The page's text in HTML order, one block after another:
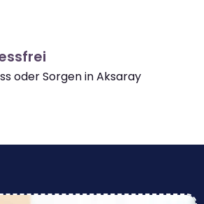
oder Sorgen in Aksaray